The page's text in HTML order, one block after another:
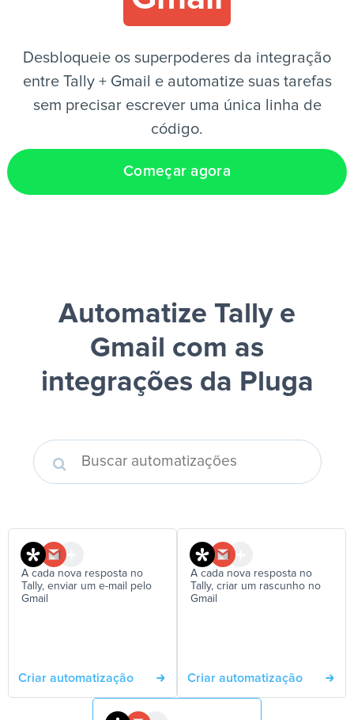
Desbloqueie os superpoderes da integração
entre Tally + Gmail e automatize suas tarefas
sem precisar escrever uma única linha de
código.
Começar agora
Automatize Tally e
Gmail com as
integrações da Pluga
A cada nova resposta no
Tally, enviar um e-mail pelo
Gmail
Criar automatização
A cada nova resposta no
Tally, criar um rascunho no
Gmail
Criar automatização